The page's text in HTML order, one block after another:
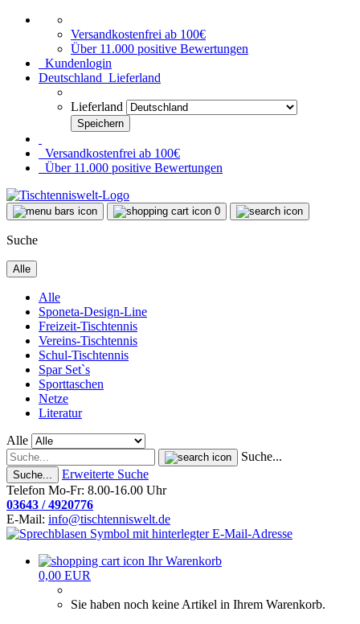
Versandkostenfrei ab 100€
Über 11.000 positive Bewertungen
Kundenlogin
Deutschland Lieferland
Lieferland
Versandkostenfrei ab 100€
Über 11.000 positive Bewertungen
0
Suche
Alle
Alle
Sponeta-Design-Line
Freizeit-Tischtennis
Vereins-Tischtennis
Schul-Tischtennis
Spar Set`s
Sporttaschen
Netze
Literatur
Alle
Suche...
Suche...
Erweiterte Suche
Telefon Mo-Fr: 8.00-16.00 Uhr
03643 / 4920776
E-Mail: info@tischtenniswelt.de
Ihr Warenkorb
0,00 EUR
Sie haben noch keine Artikel in Ihrem Warenkorb.